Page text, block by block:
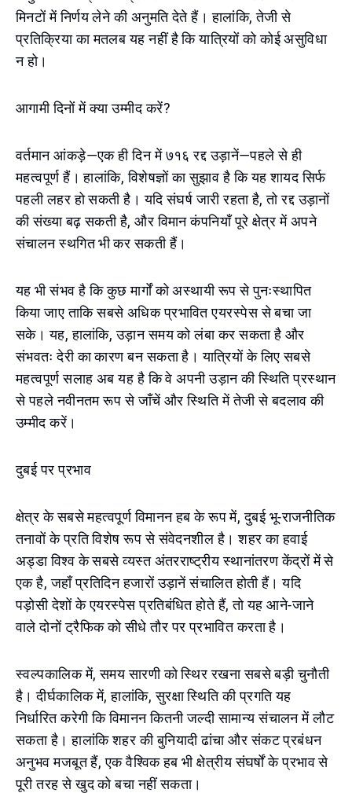
मिनटों में निर्णय लेने की अनुमति देते हैं। हालांकि, तेजी से
प्रतिक्रिया का मतलब यह नहीं है कि यात्रियों को कोई असुविधा
न हो।
आगामी दिनों में क्या उम्मीद करें?
वर्तमान आंकड़े—एक ही दिन में ७१६ रद्द उड़ानें—पहले से ही
महत्वपूर्ण हैं। हालांकि, विशेषज्ञों का सुझाव है कि यह शायद सिर्फ
पहली लहर हो सकती है। यदि संघर्ष जारी रहता है, तो रद्द उड़ानों
की संख्या बढ़ सकती है, और विमान कंपनियाँ पूरे क्षेत्र में अपने
संचालन स्थगित भी कर सकती हैं।
यह भी संभव है कि कुछ मार्गों को अस्थायी रूप से पुनःस्थापित
किया जाए ताकि सबसे अधिक प्रभावित एयरस्पेस से बचा जा
सके। यह, हालांकि, उड़ान समय को लंबा कर सकता है और
संभवतः देरी का कारण बन सकता है। यात्रियों के लिए सबसे
महत्वपूर्ण सलाह अब यह है कि वे अपनी उड़ान की स्थिति प्रस्थान
से पहले नवीनतम रूप से जाँचें और स्थिति में तेजी से बदलाव की
उम्मीद करें।
दुबई पर प्रभाव
क्षेत्र के सबसे महत्वपूर्ण विमानन हब के रूप में, दुबई भू-राजनीतिक
तनावों के प्रति विशेष रूप से संवेदनशील है। शहर का हवाई
अड्डा विश्व के सबसे व्यस्त अंतरराष्ट्रीय स्थानांतरण केंद्रों में से
एक है, जहाँ प्रतिदिन हजारों उड़ानें संचालित होती हैं। यदि
पड़ोसी देशों के एयरस्पेस प्रतिबंधित होते हैं, तो यह आने-जाने
वाले दोनों ट्रैफिक को सीधे तौर पर प्रभावित करता है।
स्वल्पकालिक में, समय सारणी को स्थिर रखना सबसे बड़ी चुनौती
है। दीर्घकालिक में, हालांकि, सुरक्षा स्थिति की प्रगति यह
निर्धारित करेगी कि विमानन कितनी जल्दी सामान्य संचालन में लौट
सकता है। हालांकि शहर की बुनियादी ढांचा और संकट प्रबंधन
अनुभव मजबूत हैं, एक वैश्विक हब भी क्षेत्रीय संघर्षों के प्रभाव से
पूरी तरह से खुद को बचा नहीं सकता।